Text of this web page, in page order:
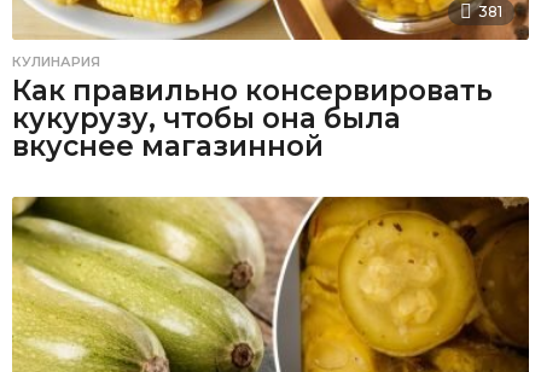
381
КУЛИНАРИЯ
Как правильно консервировать
кукурузу, чтобы она была
вкуснее магазинной